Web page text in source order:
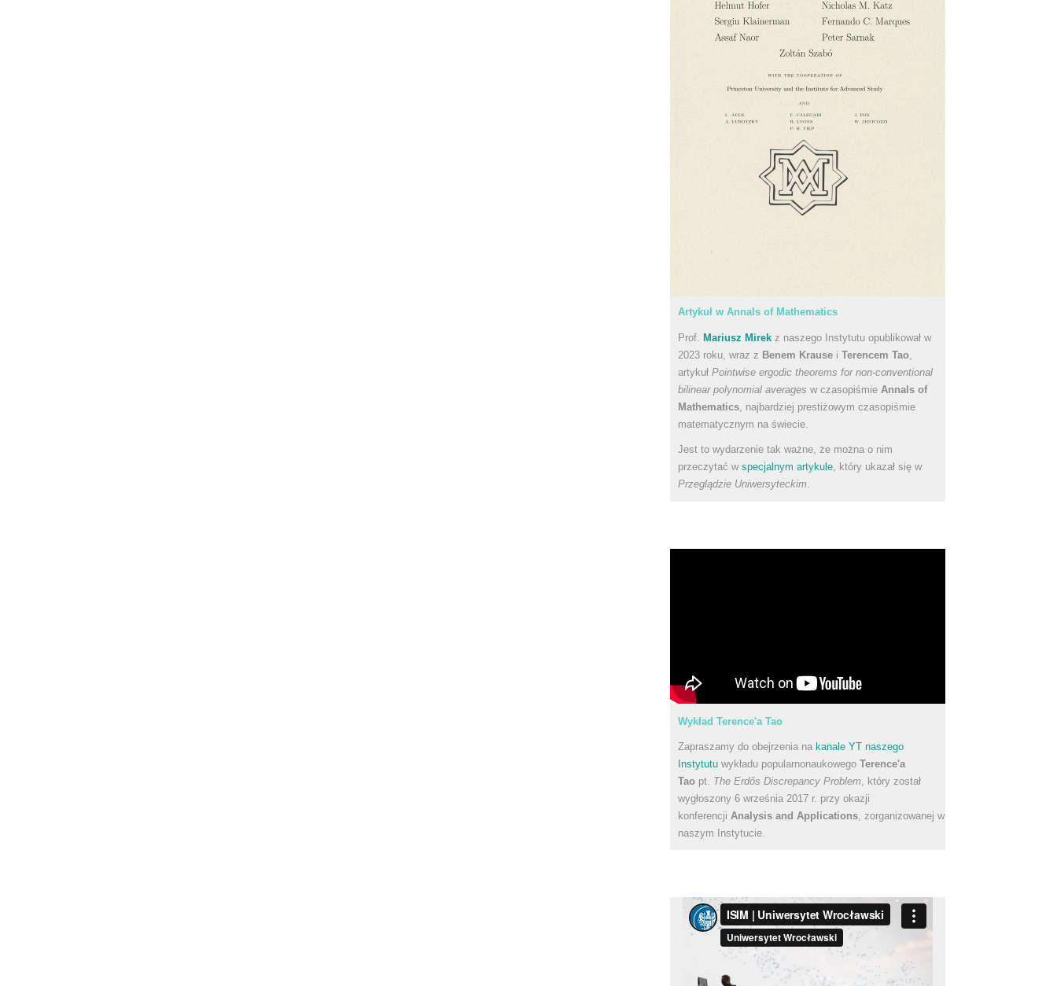
Artykuł w Annals of Mathematics
Prof. Mariusz Mirek z naszego Instytutu opublikował w
2023 roku, wraz z Benem Krause i Terencem Tao
artykuł Pointwise ergodic theorems for non-conventional
bilinear polynomial averages w czasopiśmie Annals of
Mathematics , najbardziej prestiżowym czasopiśmie
matematycznym na świecie.
Jest to wydarzenie tak ważne, że można o nim
przeczytać w specjalnym artykule, który ukazał się w
Przeglądzie Uniwersyteckim.
Wykład Terence'a Tao
Zapraszamy do obejrzenia na kanale YT naszego
Instytutu wykładu popularnonaukowego Terence'a
Tao pt. The Erdős Discrepancy Problem , który został
wygłoszony 6 września 2017 r. przy okazji
konferencji Analysis and Applications , zorganizowanej w
naszym Instytucie.